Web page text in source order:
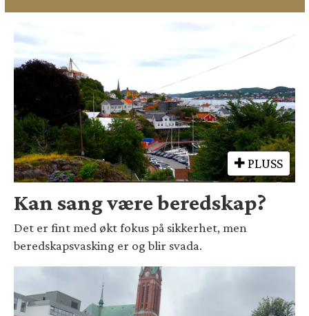
PLUSS
Kan sang være beredskap?
Det er fint med økt fokus på sikkerhet, men
beredskapsvasking er og blir svada.